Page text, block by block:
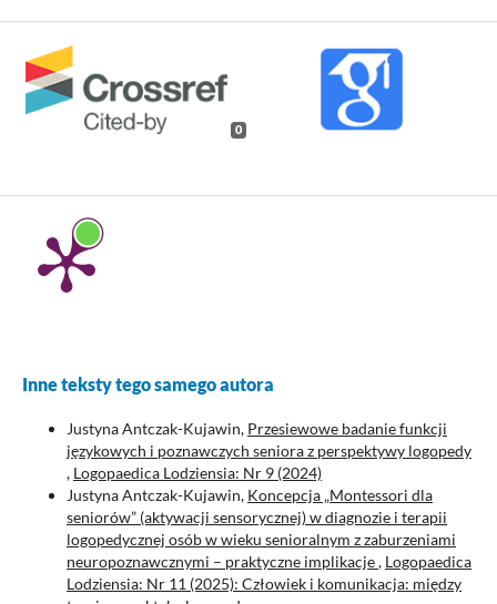
0
Inne teksty tego samego autora
Justyna Antczak-Kujawin, Przesiewowe badanie funkcji
językowych i poznawczych seniora z perspektywy logopedy
, Logopaedica Lodziensia: Nr 9 (2024)
Justyna Antczak-Kujawin, Koncepcja „Montessori dla
seniorów” (aktywacji sensorycznej) w diagnozie i terapii
logopedycznej osób w wieku senioralnym z zaburzeniami
neuropoznawcznymi – praktyczne implikacje, Logopaedica
Lodziensia: Nr 11 (2025): Człowiek i komunikacja: między